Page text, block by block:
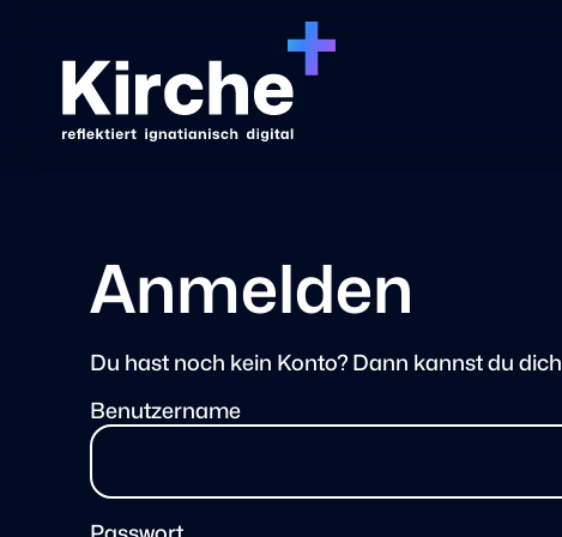
Anmelden
Du hast noch kein Konto? Dann kannst du dich
Benutzername